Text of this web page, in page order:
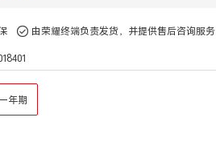
由荣耀终端负责发货，并提供售后咨询服务
年期